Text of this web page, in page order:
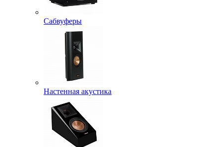
Сабвуферы
Настенная акустика